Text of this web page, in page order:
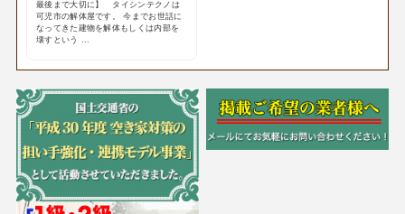
最後まで大切に】 タイシンテクノは
可児市の解体屋です。 今までお世話に
なってきた建物を解体もしくは内部を
壊すという ...